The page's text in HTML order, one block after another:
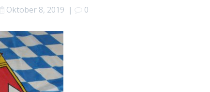
Oktober 8, 2019 | 0